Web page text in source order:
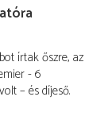
írtak őszre, az
- 6
– és díjeső.